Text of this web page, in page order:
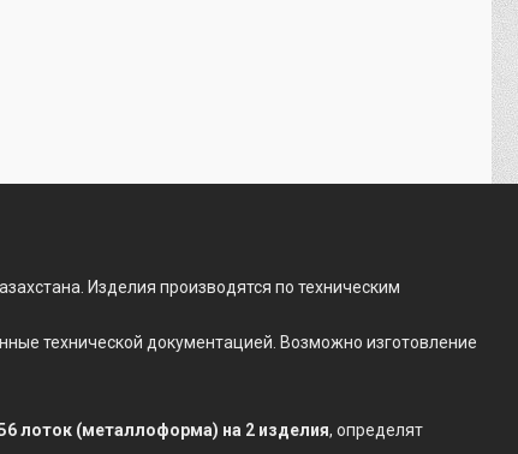
Изделия производятся по техническим
технической документацией. Возможно изготовление
Б6 лоток (металлоформа) на 2 изделия, определят